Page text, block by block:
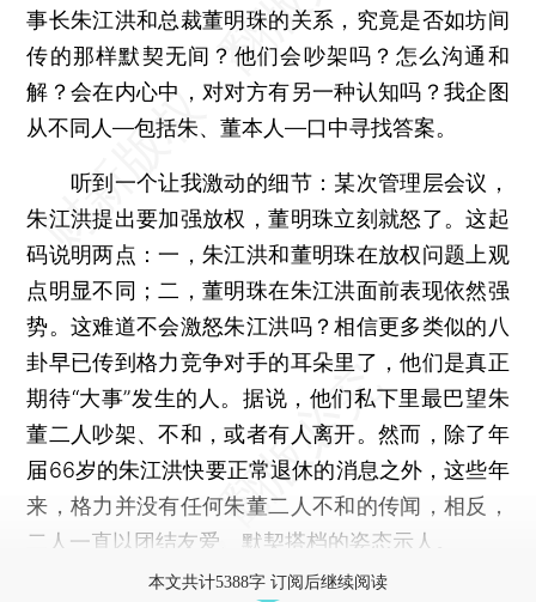
事长朱江洪和总裁董明珠的关系，究竟是否如坊间
传的那样默契无间？他们会吵架吗？怎么沟通和
解？会在内心中，对对方有另一种认知吗？我企图
从不同人—包括朱、董本人—口中寻找答案。
听到一个让我激动的细节：某次管理层会议，
朱江洪提出要加强放权，董明珠立刻就怒了。这起
码说明两点：一，朱江洪和董明珠在放权问题上观
点明显不同；二，董明珠在朱江洪面前表现依然强
势。这难道不会激怒朱江洪吗？相信更多类似的八
卦早已传到格力竞争对手的耳朵里了，他们是真正
期待“大事”发生的人。据说，他们私下里最巴望朱
董二人吵架、不和，或者有人离开。然而，除了年
届66岁的朱江洪快要正常退休的消息之外，这些年
来，格力并没有任何朱董二人不和的传闻，相反，
二人一直以团结友爱、默契搭档的姿态示人。
本文共计5388字 订阅后继续阅读